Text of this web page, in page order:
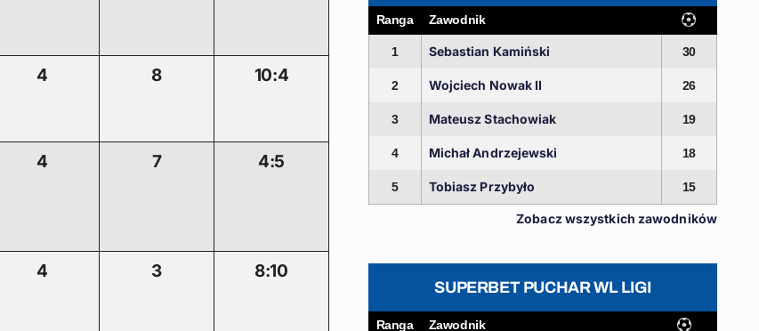
4 8 10:4
4 7 4:5
4 3 8:10
Ranga Zawodnik
1 Sebastian Kamiński 30
2 Wojciech Nowak II 26
3 Mateusz Stachowiak 19
4 Michał Andrzejewski 18
5 Tobiasz Przybyło 15
Zobacz wszystkich zawodników
SUPERBET PUCHAR WL LIGI
Ranga Zawodnik